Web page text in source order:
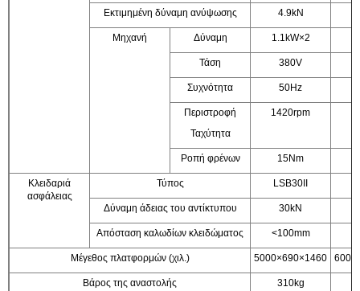
Εκτιμημένη δύναμη ανύψωσης 4.9kN
Μηχανή Δύναμη 1.1kW×2
Τάση 380V
Συχνότητα 50Hz
Περιστροφή
Ταχύτητα
1420rpm
Ροπή φρένων 15Nm
Κλειδαριά
ασφάλειας
Τύπος LSB30II
Δύναμη άδειας του αντίκτυπου 30kN
Απόσταση καλωδίων κλειδώματος <100mm
Μέγεθος πλατφορμών (χιλ.) 5000×690×1460
Βάρος της αναστολής 310kg